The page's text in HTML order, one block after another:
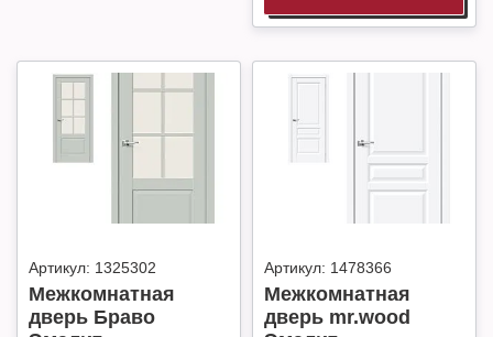
Артикул: 1325302
Межкомнатная
дверь Браво
Артикул: 1478366
Межкомнатная
дверь mr.wood